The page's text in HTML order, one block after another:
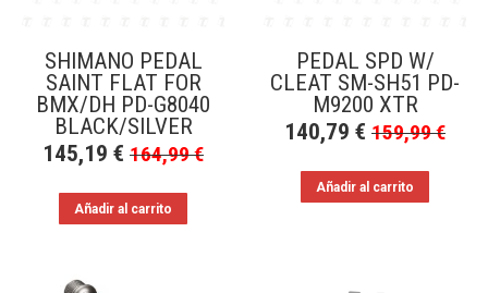
SHIMANO PEDAL
SAINT FLAT FOR
BMX/DH PD-G8040
BLACK/SILVER
145,19 € 164,99€
Añadir al carrito
PEDAL SPD W/
CLEAT SM-SH51 PD-
M9200 XTR
140,79 € 159,99€
Añadir al carrito